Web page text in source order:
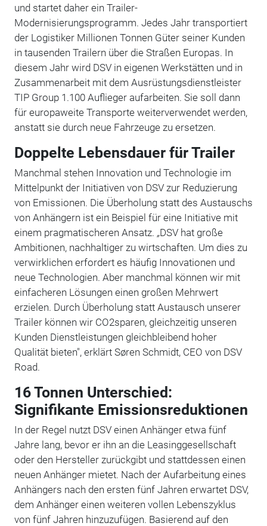
und startet daher ein Trailer-
Modernisierungsprogramm. Jedes Jahr transportiert
der Logistiker Millionen Tonnen Güter seiner Kunden
in tausenden Trailern über die Straßen Europas. In
diesem Jahr wird DSV in eigenen Werkstätten und in
Zusammenarbeit mit dem Ausrüstungsdienstleister
TIP Group 1.100 Auflieger aufarbeiten. Sie soll dann
für europaweite Transporte weiterverwendet werden,
anstatt sie durch neue Fahrzeuge zu ersetzen.
Doppelte Lebensdauer für Trailer
Manchmal stehen Innovation und Technologie im
Mittelpunkt der Initiativen von DSV zur Reduzierung
von Emissionen. Die Überholung statt des Austauschs
von Anhängern ist ein Beispiel für eine Initiative mit
einem pragmatischeren Ansatz. „DSV hat große
Ambitionen, nachhaltiger zu wirtschaften. Um dies zu
verwirklichen erfordert es häufig Innovationen und
neue Technologien. Aber manchmal können wir mit
einfacheren Lösungen einen großen Mehrwert
erzielen. Durch Überholung statt Austausch unserer
Trailer können wir CO2sparen, gleichzeitig unseren
Kunden Dienstleistungen gleichbleibend hoher
Qualität bieten", erklärt Søren Schmidt, CEO von DSV
Road.
16 Tonnen Unterschied:
Signifikante Emissionsreduktionen
In der Regel nutzt DSV einen Anhänger etwa fünf
Jahre lang, bevor er ihn an die Leasinggesellschaft
oder den Hersteller zurückgibt und stattdessen einen
neuen Anhänger mietet. Nach der Aufarbeitung eines
Anhängers nach den ersten fünf Jahren erwartet DSV,
dem Anhänger einen weiteren vollen Lebenszyklus
von fünf Jahren hinzuzufügen. Basierend auf den